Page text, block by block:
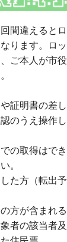
間違えると
ります。ロ
ご本人が市
証明書の差
のうえ操作し
の取得はで
。
た方（転出
方が含まれ
者の該当者